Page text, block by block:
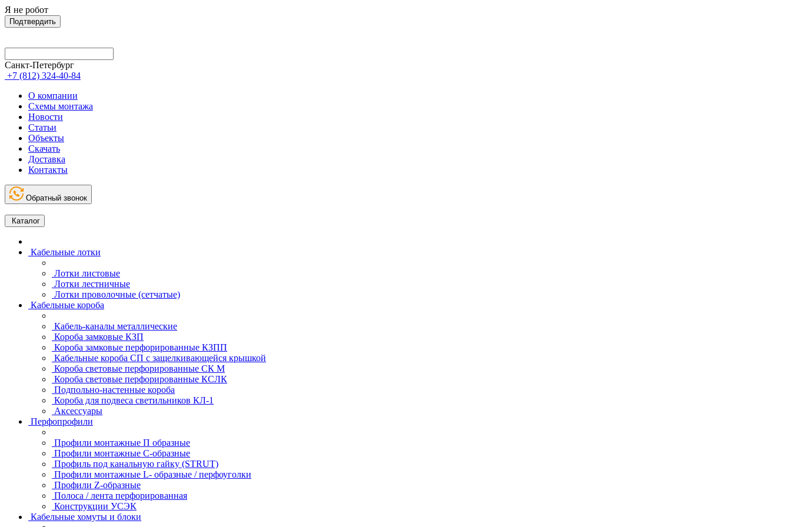
Я не робот
Подтвердить
Санкт-Петербург
+7 (812) 324-40-84
О компании
Схемы монтажа
Новости
Статьи
Объекты
Скачать
Доставка
Контакты
Обратный звонок
Каталог
Кабельные лотки
Лотки листовые
Лотки лестничные
Лотки проволочные (сетчатые)
Кабельные короба
Кабель-каналы металлические
Короба замковые КЗП
Короба замковые перфорированные КЗПП
Кабельные короба СП с защелкивающейся крышкой
Короба световые перфорированные СК М
Короба световые перфорированные КСЛК
Подпольно-настенные короба
Короба для подвеса светильников КЛ-1
Аксессуары
Перфопрофили
Профили монтажные П образные
Профили монтажные C-образные
Профиль под канальную гайку (STRUT)
Профили монтажные L- образные / перфоуголки
Профили Z-образные
Полоса / лента перфорированная
Конструкции УСЭК
Кабельные хомуты и блоки